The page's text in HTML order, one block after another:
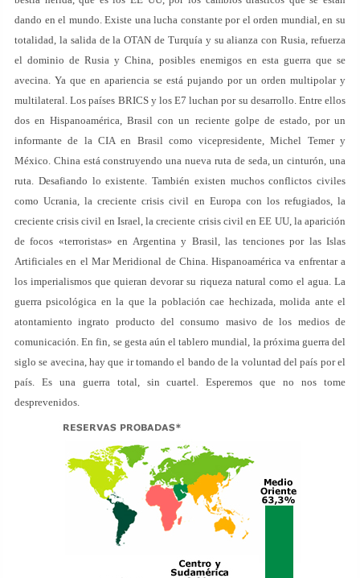
dando en el mundo. Existe una lucha constante por el orden mundial, en su
totalidad, la salida de la OTAN de Turquía y su alianza con Rusia, refuerza
el dominio de Rusia y China, posibles enemigos en esta guerra que se
avecina. Ya que en apariencia se está pujando por un orden multipolar y
multilateral. Los países BRICS y los E7 luchan por su desarrollo. Entre ellos
dos en Hispanoamérica, Brasil con un reciente golpe de estado, por un
informante de la CIA en Brasil como vicepresidente, Michel Temer y
México. China está construyendo una nueva ruta de seda, un cinturón, una
ruta. Desafiando lo existente. También existen muchos conflictos civiles
como Ucrania, la creciente crisis civil en Europa con los refugiados, la
creciente crisis civil en Israel, la creciente crisis civil en EE UU, la aparición
de focos «terroristas» en Argentina y Brasil, las tenciones por las Islas
Artificiales en el Mar Meridional de China. Hispanoamérica va enfrentar a
los imperialismos que quieran devorar su riqueza natural como el agua. La
guerra psicológica en la que la población cae hechizada, molida ante el
atontamiento ingrato producto del consumo masivo de los medios de
comunicación. En fin, se gesta aún el tablero mundial, la próxima guerra del
siglo se avecina, hay que ir tomando el bando de la voluntad del país por el
país. Es una guerra total, sin cuartel. Esperemos que no nos tome
desprevenidos.